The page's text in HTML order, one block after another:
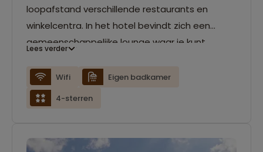
loopafstand verschillende restaurants en
winkelcentra. In het hotel bevindt zich een
gemeenschappelijke lounge waar je kunt
naar je kamer dit voorzien is van airconditioning,
flatscreen-tv en minibar. Ook kun je er gebruik
maken van de gratis wifi.
Lees verder
Wifi
Eigen badkamer
4-sterren